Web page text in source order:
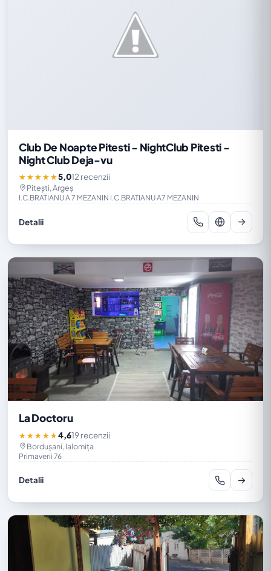
Club De Noapte Pitesti - NightClub Pitesti -
Night Club Deja-vu
★★★★★5,012 recenzii
Pitești, Argeș
I.C.BRATIANU A 7 MEZANIN I.C.BRATIANU A7 MEZANIN
Detalii
La Doctoru
★★★★★4,619 recenzii
Bordușani, Ialomița
Primaverii 76
Detalii